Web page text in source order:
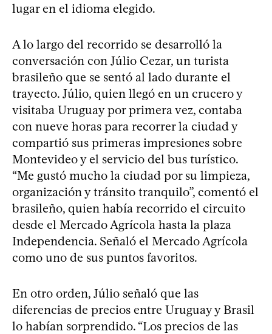
lugar en el idioma elegido.
A lo largo del recorrido se desarrolló la
conversación con Júlio Cezar, un turista
brasileño que se sentó al lado durante el
trayecto. Júlio, quien llegó en un crucero y
visitaba Uruguay por primera vez, contaba
con nueve horas para recorrer la ciudad y
compartió sus primeras impresiones sobre
Montevideo y el servicio del bus turístico.
“Me gustó mucho la ciudad por su limpieza,
organización y tránsito tranquilo”, comentó el
brasileño, quien había recorrido el circuito
desde el Mercado Agrícola hasta la plaza
Independencia. Señaló el Mercado Agrícola
como uno de sus puntos favoritos.
En otro orden, Júlio señaló que las
diferencias de precios entre Uruguay y Brasil
lo habían sorprendido. “Los precios de las